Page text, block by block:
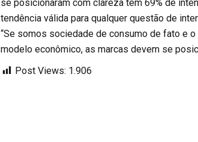
se posicionaram com clareza têm 69% de
tendência válida para qualquer questão de
“Se somos sociedade de consumo de fato e
modelo econômico, as marcas devem se
Post Views: 1.906